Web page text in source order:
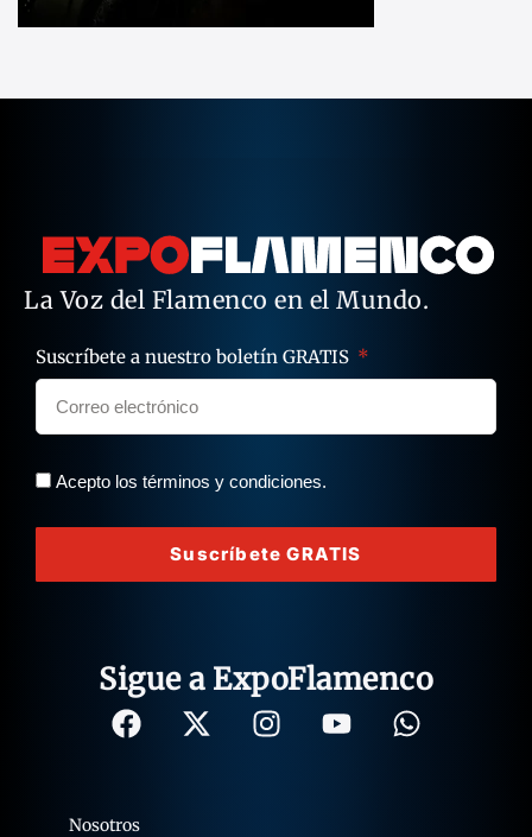
La Voz del Flamenco en el Mundo.
Suscríbete a nuestro boletín GRATIS
Acepto los términos y condiciones.
Suscríbete GRATIS
Sigue a ExpoFlamenco
Nosotros